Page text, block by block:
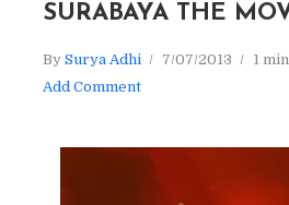
SURABAYA THE
BySurya Adhi 7/07/2013 1
Add Comment